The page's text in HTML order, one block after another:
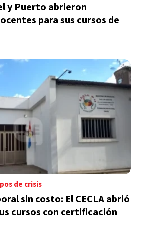
y Puerto abrieron
para sus cursos de
de crisis
sin costo: El CECLA abrió
cursos con certificación